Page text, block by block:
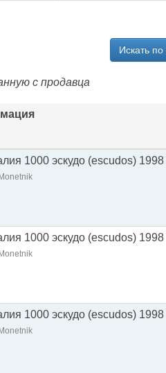
Искать
с продавца
1000 эскудо (escudos)
1000 эскудо (escudos)
1000 эскудо (escudos)